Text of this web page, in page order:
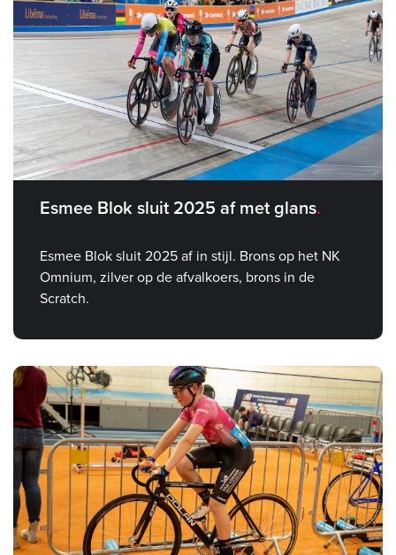
Esmee Blok sluit 2025 af met glans
Esmee Blok sluit 2025 af in stijl. Brons op het NK
Omnium, zilver op de afvalkoers, brons in de
Scratch.